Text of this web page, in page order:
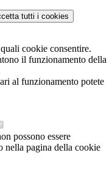
tutti i cookies
cookie consentire.
il funzionamento della
al funzionamento potete
possono essere
nella pagina della cookie